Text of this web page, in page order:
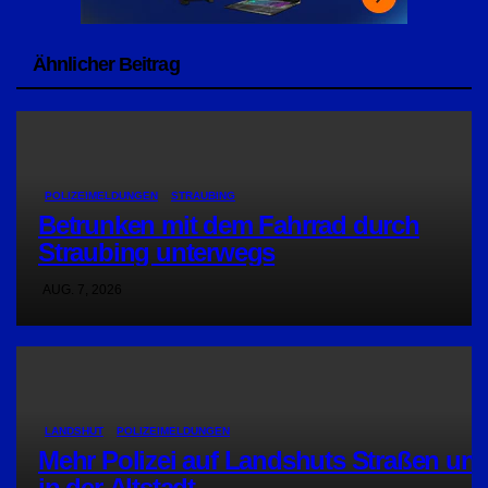
Ähnlicher Beitrag
POLIZEIMELDUNGEN STRAUBING
Betrunken mit dem Fahrrad durch
Straubing unterwegs
LANDSHUT POLIZEIMELDUNGEN
Mehr Polizei auf Landshuts Straßen